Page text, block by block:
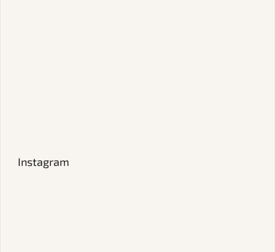
Instagram